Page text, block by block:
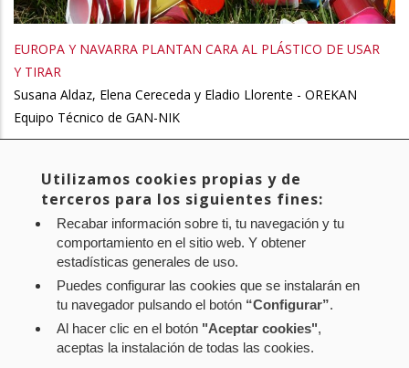
EUROPA Y NAVARRA PLANTAN CARA AL PLÁSTICO DE USAR
Y TIRAR
Susana Aldaz, Elena Cereceda y Eladio Llorente - OREKAN
Equipo Técnico de GAN-NIK
Paginación
Primera
página
« Primero
Página
anterior
‹ Anterior Page
1 Page
2 Page
3
Page
6
Siguiente
página
Siguiente >
Última
página
Último »
Aviso legal Política de privacidad
Política de cookies
Utilizamos cookies propias y de
terceros para los siguientes fines:
Recabar información sobre ti, tu navegación y tu
comportamiento en el sitio web. Y obtener
estadísticas generales de uso.
Puedes configurar las cookies que se instalarán en
tu navegador pulsando el botón “Configurar”.
Al hacer clic en el botón "Aceptar cookies",
aceptas la instalación de todas las cookies.